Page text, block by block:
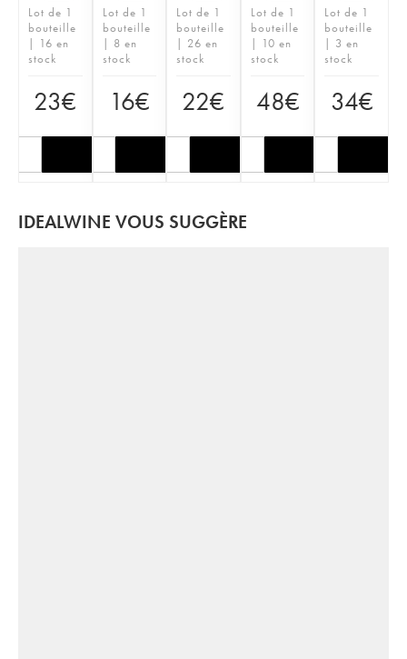
Lot de 1
bouteille
| 16 en
stock
23€
Lot de 1
bouteille
| 8 en
stock
16€
Lot de 1
bouteille
| 26 en
stock
22€
Lot de 1
bouteille
| 10 en
stock
48€
Lot de 1
bouteille
| 3 en
stock
34€
IDEALWINE VOUS SUGGÈRE